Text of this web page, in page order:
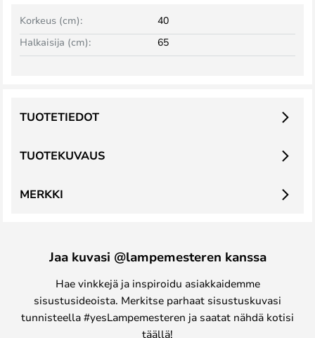
Korkeus (cm):
40
Halkaisija (cm):
65
TUOTEKUVAUS
TUOTETIEDOT
MERKKI
Jaa kuvasi @lampemesteren kanssa
Hae vinkkejä ja inspiroidu asiakkaidemme
sisustusideoista. Merkitse parhaat sisustuskuvasi
tunnisteella #yesLampemesteren ja saatat nähdä kotisi
täällä!